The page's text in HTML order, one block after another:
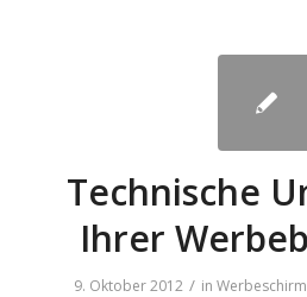
Technische
Ihrer
9. Oktober 2012 / in